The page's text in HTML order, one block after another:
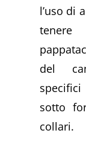
l’uso di
del
sotto
collari.